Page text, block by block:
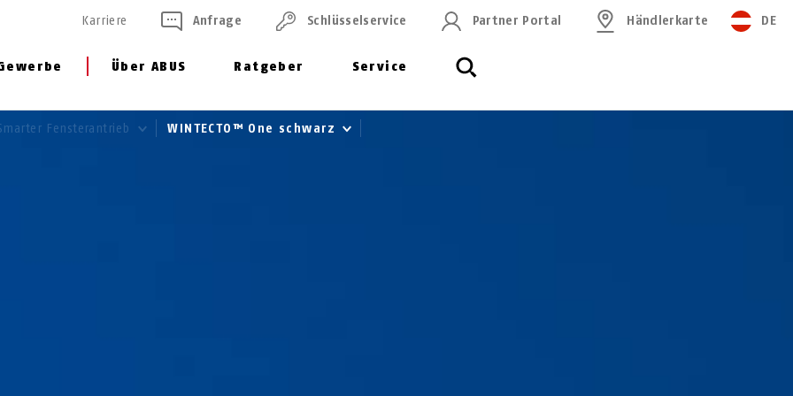
Über ABUS Ratgeber Service
Karriere Anfrage Schlüssel­service Partner Portal Händlerkarte DE
Fensterantrieb WINTECTO™ One schwarz